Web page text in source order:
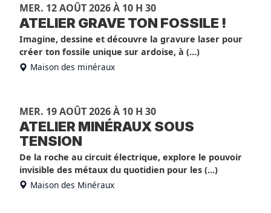
MER. 12 AOÛT 2026 À 10 H 30
ATELIER GRAVE TON FOSSILE !
Imagine, dessine et découvre la gravure laser pour
créer ton fossile unique sur ardoise, à (…)
Maison des minéraux
MER. 19 AOÛT 2026 À 10 H 30
ATELIER MINÉRAUX SOUS
TENSION
De la roche au circuit électrique, explore le pouvoir
invisible des métaux du quotidien pour les (…)
Maison des Minéraux